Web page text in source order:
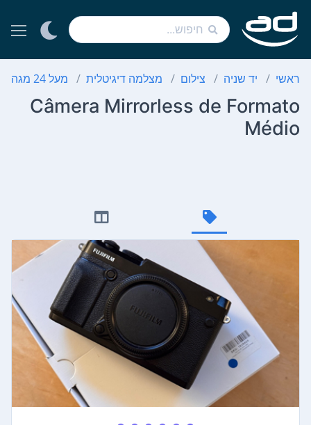
ראשי יד שניה צילום מצלמה דיגיטלית מעל 24‏ מגה פיקסל
Câmera Mirrorless de Formato
Médio